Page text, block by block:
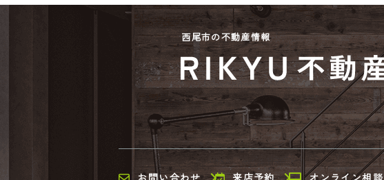
西尾市の不動産情報
お問い合わせ 来店予約 オンライン相談